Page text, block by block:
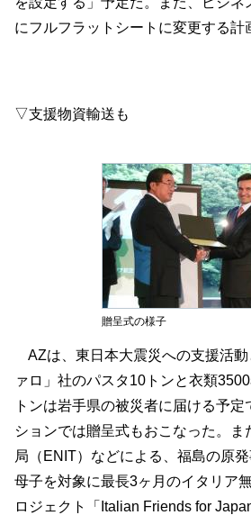
にフルフラットシートに変更する計
▽支援物資輸送も
贈呈式の様子
AZは、東日本大震災への支援活動
ァロ」社のパスタ10トンと衣類
トンは岩手県の被災者に届ける予
ションでは贈呈式もおこなった。
局（ENIT）などによる、福島の原
母子を対象に最長3ヶ月のイタリア
ロジェクト「Italian Friends for